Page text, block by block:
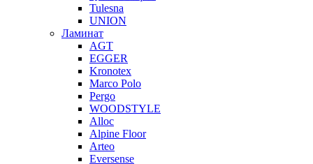
Tulesna
UNION
Ламинат
AGT
EGGER
Kronotex
Marco Polo
Pergo
WOODSTYLE
Alloc
Alpine Floor
Arteo
Eversense